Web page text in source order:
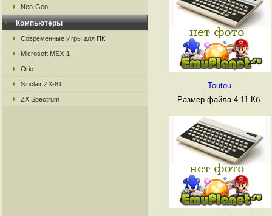
Neo-Geo
Компьютеры
Современные Игры для ПК
Microsoft MSX-1
Oric
Sinclair ZX-81
ZX Spectrum
Toutou
Размер файла 4.11 Кб.